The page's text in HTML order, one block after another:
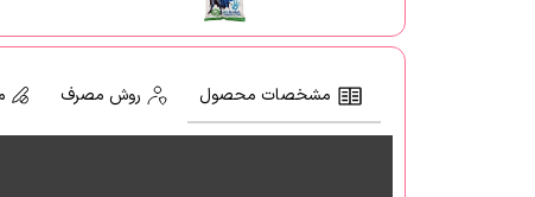
مشخصات محصول روش مصرف